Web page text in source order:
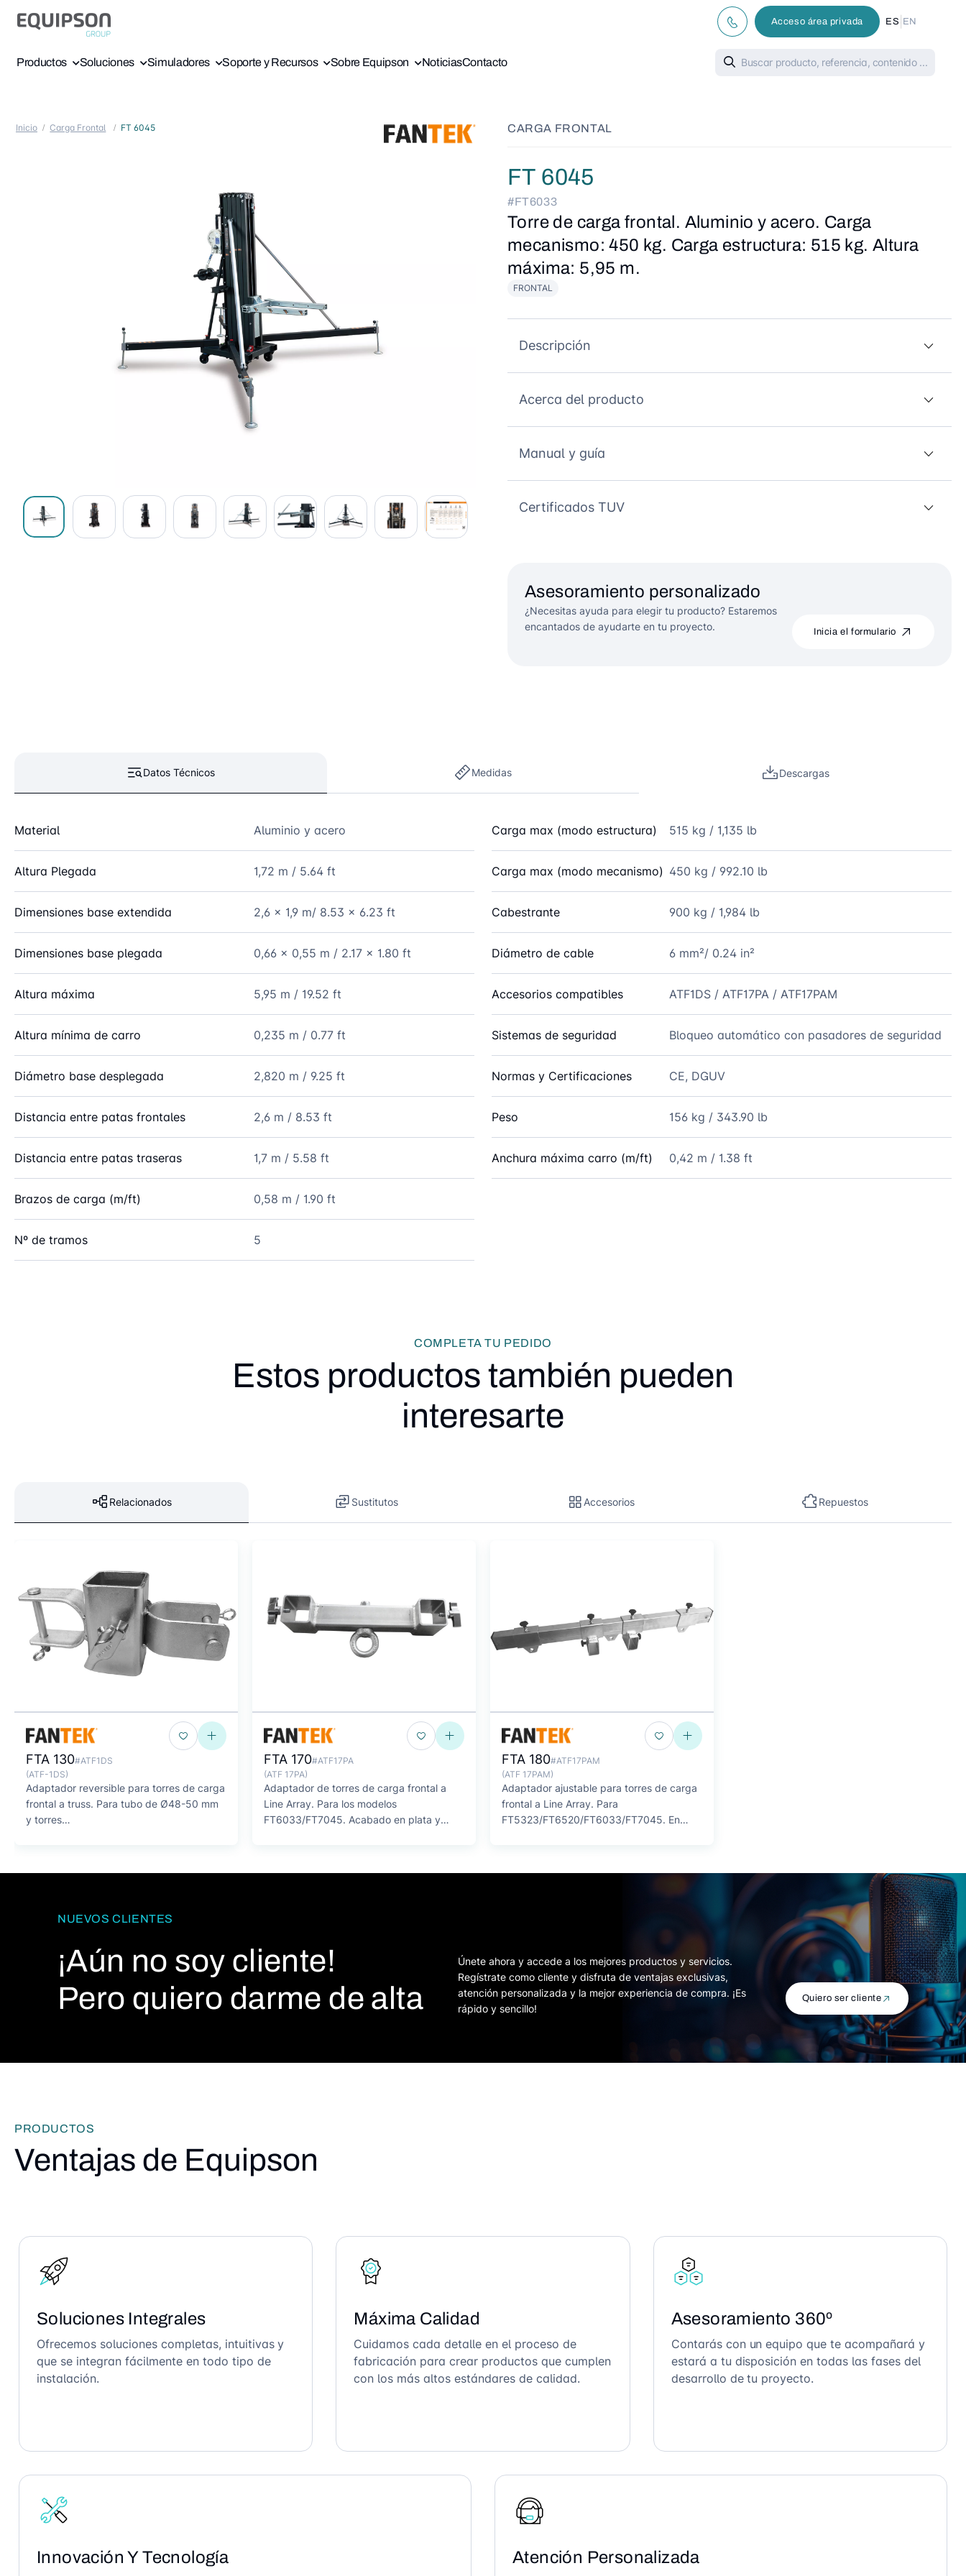
Acceso área privada ES EN
Productos Soluciones Simuladores Soporte y Recursos Sobre Equipson NoticiasContacto
Inicio Carga Frontal FT 6045 CARGA FRONTAL
FT 6045
#FT6033
Torre de carga frontal. Aluminio y acero. Carga
mecanismo: 450 kg. Carga estructura: 515 kg. Altura
máxima: 5,95 m.
FRONTAL
Descripción
Acerca del producto
Manual y guía
Certificados TUV
Asesoramiento personalizado
¿Necesitas ayuda para elegir tu producto? Estaremos
encantados de ayudarte en tu proyecto.
Inicia el formulario
Datos Técnicos Medidas Descargas
Material Aluminio y acero
Altura Plegada 1,72 m / 5.64 ft
Dimensiones base extendida 2,6 x 1,9 m/ 8.53 x 6.23 ft
Dimensiones base plegada 0,66 x 0,55 m / 2.17 x 1.80 ft
Altura máxima 5,95 m / 19.52 ft
Altura mínima de carro 0,235 m / 0.77 ft
Diámetro base desplegada 2,820 m / 9.25 ft
Distancia entre patas frontales 2,6 m / 8.53 ft
Distancia entre patas traseras 1,7 m / 5.58 ft
Brazos de carga (m/ft) 0,58 m / 1.90 ft
Nº de tramos 5
Carga max (modo estructura) 515 kg / 1,135 lb
Carga max (modo mecanismo) 450 kg / 992.10 lb
Cabestrante 900 kg / 1,984 lb
Diámetro de cable 6 mm²/ 0.24 in²
Accesorios compatibles ATF1DS / ATF17PA / ATF17PAM
Sistemas de seguridad Bloqueo automático con pasadores de seguridad
Normas y Certificaciones CE, DGUV
Peso 156 kg / 343.90 lb
Anchura máxima carro (m/ft) 0,42 m / 1.38 ft
COMPLETA TU PEDIDO
Estos productos también pueden
interesarte
Relacionados Sustitutos Accesorios Repuestos
FTA 130#ATF1DS
(ATF-1DS)
Adaptador reversible para torres de carga
frontal a truss. Para tubo de Ø48-50 mm
y torres
FTA 170#ATF17PA
(ATF 17PA)
Adaptador de torres de carga frontal a
Line Array. Para los modelos
FT6033/FT7045. Acabado en plata y
FTA 180#ATF17PAM
(ATF 17PAM)
Adaptador ajustable para torres de carga
frontal a Line Array. Para
FT5323/FT6520/FT6033/FT7045. En
NUEVOS CLIENTES
¡Aún no soy cliente!
Pero quiero darme de alta
Únete ahora y accede a los mejores productos y servicios.
Regístrate como cliente y disfruta de ventajas exclusivas,
atención personalizada y la mejor experiencia de compra. ¡Es
rápido y sencillo!
Quiero ser cliente
PRODUCTOS
Ventajas de Equipson
Soluciones Integrales
Ofrecemos soluciones completas, intuitivas y
que se integran fácilmente en todo tipo de
instalación.
Máxima Calidad
Cuidamos cada detalle en el proceso de
fabricación para crear productos que cumplen
con los más altos estándares de calidad.
Asesoramiento 360º
Contarás con un equipo que te acompañará y
estará a tu disposición en todas las fases del
desarrollo de tu proyecto.
Innovación Y Tecnología Atención Personalizada